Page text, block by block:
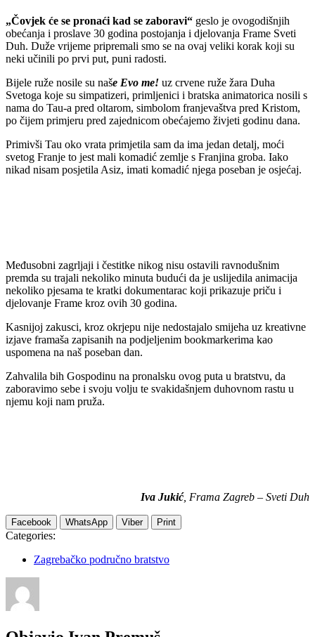
„Čovjek će se pronaći kad se zaboravi“ geslo je ovogodišnjih
obećanja i proslave 30 godina postojanja i djelovanja Frame Sveti
Duh. Duže vrijeme pripremali smo se na ovaj veliki korak koji su
neki učinili po prvi put, puni radosti.
Bijele ruže nosile su naše Evo me! uz crvene ruže žara Duha
Svetoga koje su simpatizeri, primljenici i bratska animatorica nosili s
nama do Tau-a pred oltarom, simbolom franjevaštva pred Kristom,
po čijem primjeru pred zajednicom obećajemo živjeti godinu dana.
Primivši Tau oko vrata primjetila sam da ima jedan detalj, moći
svetog Franje to jest mali komadić zemlje s Franjina groba. Iako
nikad nisam posjetila Asiz, imati komadić njega poseban je osjećaj.
Međusobni zagrljaji i čestitke nikog nisu ostavili ravnodušnim
premda su trajali nekoliko minuta budući da je uslijedila animacija
nekoliko pjesama te kratki dokumentarac koji prikazuje priču i
djelovanje Frame kroz ovih 30 godina.
Kasnijoj zakusci, kroz okrjepu nije nedostajalo smijeha uz kreativne
izjave framaša zapisanih na podjeljenim bookmarkerima kao
uspomena na naš poseban dan.
Zahvalila bih Gospodinu na pronalsku ovog puta u bratstvu, da
zaboravimo sebe i svoju volju te svakidašnjem duhovnom rastu u
njemu koji nam pruža.
Iva Jukić, Frama Zagreb – Sveti Duh
Facebook WhatsApp Viber Print
Categories:
Zagrebačko područno bratstvo